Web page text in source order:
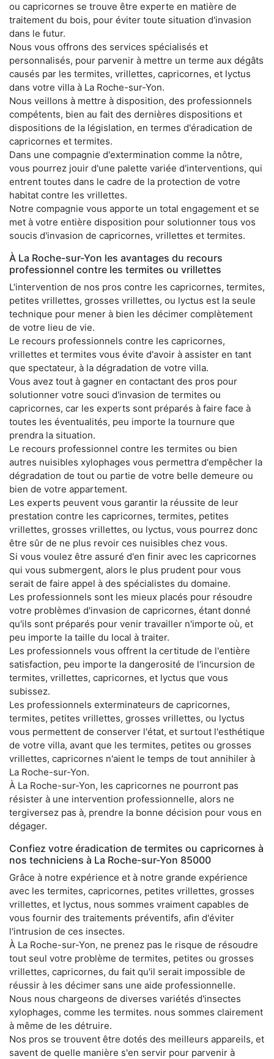
ou capricornes se trouve être experte en matière de
traitement du bois, pour éviter toute situation d'invasion
dans le futur.
Nous vous offrons des services spécialisés et
personnalisés, pour parvenir à mettre un terme aux dégâts
causés par les termites, vrillettes, capricornes, et lyctus
dans votre villa à La Roche-sur-Yon.
Nous veillons à mettre à disposition, des professionnels
compétents, bien au fait des dernières dispositions et
dispositions de la législation, en termes d'éradication de
capricornes et termites.
Dans une compagnie d'extermination comme la nôtre,
vous pourrez jouir d'une palette variée d'interventions, qui
entrent toutes dans le cadre de la protection de votre
habitat contre les vrillettes.
Notre compagnie vous apporte un total engagement et se
met à votre entière disposition pour solutionner tous vos
soucis d'invasion de capricornes, vrillettes et termites.
À La Roche-sur-Yon les avantages du recours
professionnel contre les termites ou vrillettes
L'intervention de nos pros contre les capricornes, termites,
petites vrillettes, grosses vrillettes, ou lyctus est la seule
technique pour mener à bien les décimer complètement
de votre lieu de vie.
Le recours professionnels contre les capricornes,
vrillettes et termites vous évite d'avoir à assister en tant
que spectateur, à la dégradation de votre villa.
Vous avez tout à gagner en contactant des pros pour
solutionner votre souci d'invasion de termites ou
capricornes, car les experts sont préparés à faire face à
toutes les éventualités, peu importe la tournure que
prendra la situation.
Le recours professionnel contre les termites ou bien
autres nuisibles xylophages vous permettra d'empêcher la
dégradation de tout ou partie de votre belle demeure ou
bien de votre appartement.
Les experts peuvent vous garantir la réussite de leur
prestation contre les capricornes, termites, petites
vrillettes, grosses vrillettes, ou lyctus, vous pourrez donc
être sûr de ne plus revoir ces nuisibles chez vous.
Si vous voulez être assuré d'en finir avec les capricornes
qui vous submergent, alors le plus prudent pour vous
serait de faire appel à des spécialistes du domaine.
Les professionnels sont les mieux placés pour résoudre
votre problèmes d'invasion de capricornes, étant donné
qu'ils sont préparés pour venir travailler n'importe où, et
peu importe la taille du local à traiter.
Les professionnels vous offrent la certitude de l'entière
satisfaction, peu importe la dangerosité de l'incursion de
termites, vrillettes, capricornes, et lyctus que vous
subissez.
Les professionnels exterminateurs de capricornes,
termites, petites vrillettes, grosses vrillettes, ou lyctus
vous permettent de conserver l'état, et surtout l'esthétique
de votre villa, avant que les termites, petites ou grosses
vrillettes, capricornes n'aient le temps de tout annihiler à
La Roche-sur-Yon.
À La Roche-sur-Yon, les capricornes ne pourront pas
résister à une intervention professionnelle, alors ne
tergiversez pas à, prendre la bonne décision pour vous en
dégager.
Confiez votre éradication de termites ou capricornes à
nos techniciens à La Roche-sur-Yon 85000
Grâce à notre expérience et à notre grande expérience
avec les termites, capricornes, petites vrillettes, grosses
vrillettes, et lyctus, nous sommes vraiment capables de
vous fournir des traitements préventifs, afin d'éviter
l'intrusion de ces insectes.
À La Roche-sur-Yon, ne prenez pas le risque de résoudre
tout seul votre problème de termites, petites ou grosses
vrillettes, capricornes, du fait qu'il serait impossible de
réussir à les décimer sans une aide professionnelle.
Nous nous chargeons de diverses variétés d'insectes
xylophages, comme les termites. nous sommes clairement
à même de les détruire.
Nos pros se trouvent être dotés des meilleurs appareils, et
savent de quelle manière s'en servir pour parvenir à